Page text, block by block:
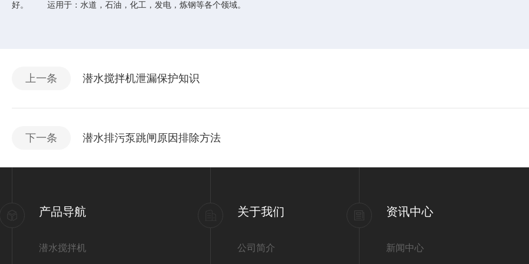
好。 运用于：水道，石油，化工，发电，炼钢等各个领域。
上一条 潜水搅拌机泄漏保护知识
下一条 潜水排污泵跳闸原因排除方法
产品导航
潜水搅拌机
关于我们
公司简介
资讯中心
新闻中心